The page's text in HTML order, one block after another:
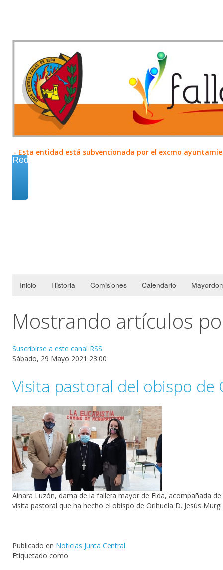
- Esta entidad está subvencionada por el excmo
Redes
Inicio Historia Comisiones Calendario
Mostrando artículos
Suscribirse a este canal RSS
Sábado, 29 Mayo 2021 23:00
Visita pastoral del obispo de
Ainara Luzón, dama de la fallera mayor de Elda, acompañada de
visita pastoral que ha hecho el obispo de Orihuela D. Jesús
Publicado en Noticias Junta Central
Etiquetado como